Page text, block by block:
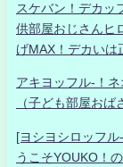
スケバン！デカッ
供部屋おじさんヒ
げMAX！デカいは
アキヨッフル-！
（子ども部屋おば
[ヨシヨシロッフ
うこそYOUKO！